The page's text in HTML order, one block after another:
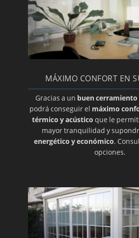
MÁXIMO CONFORT EN
Gracias a un buen cerramiento
podrá conseguir el máximo
térmico y acústico que le
mayor tranquilidad y
energético y económico.
opciones.